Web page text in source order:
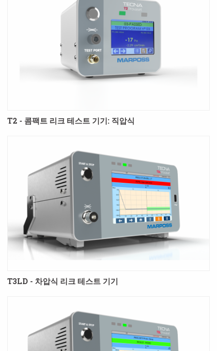
T2 - 콤팩트 리크 테스트 기기: 직압식
T3LD - 차압식 리크 테스트 기기